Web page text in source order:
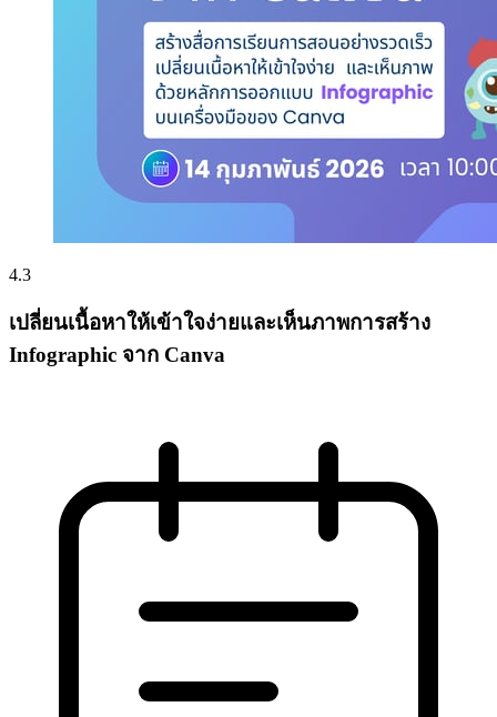
4.3
เปลี่ยนเนื้อหาให้เข้าใจง่ายและเห็นภาพการสร้าง
Infographic จาก Canva